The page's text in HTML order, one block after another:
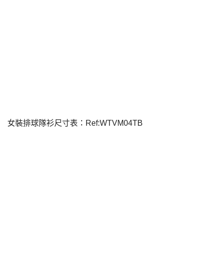
女裝排球隊衫尺寸表：Ref:WTVM04TB